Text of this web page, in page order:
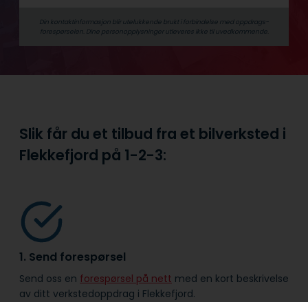
Din kontaktinformasjon blir utelukkende brukt i forbindelse med oppdrags­
forespørselen. Dine person­­opplysninger utleveres ikke til uvedkommende.
Slik får du et tilbud fra et bilverksted i
Flekkefjord på 1-2-3:
1. Send forespørsel
Send oss en forespørsel på nett med en kort beskrivelse
av ditt verkstedoppdrag i Flekkefjord.